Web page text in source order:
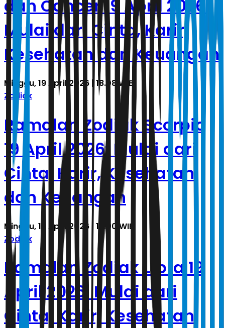
dan Cancer 19 April 2026:
Mulai dari Cinta, Karir,
Kesehatan dan Keuangan
Minggu, 19 April 2026 | 18.08 WIB
Zodiak
Ramalan Zodiak Scorpio
19 April 2026: Mulai dari
Cinta, Karir, Kesehatan
dan Keuangan
Minggu, 19 April 2026 | 18.00 WIB
Zodiak
Ramalan Zodiak Libra 19
April 2026: Mulai dari
Cinta, Karir, Kesehatan